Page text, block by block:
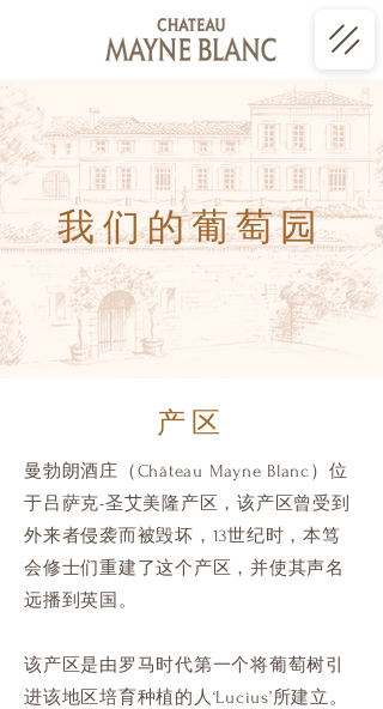
我们的葡萄园
产区
曼勃朗酒庄（Château Mayne Blanc）位
于吕萨克-圣艾美隆产区，该产区曾受到
外来者侵袭而被毁坏，13世纪时，本笃
会修士们重建了这个产区，并使其声名
远播到英国。
该产区是由罗马时代第一个将葡萄树引
进该地区培育种植的人‘Lucius’所建立。